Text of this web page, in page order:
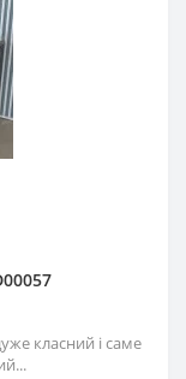
класний і саме